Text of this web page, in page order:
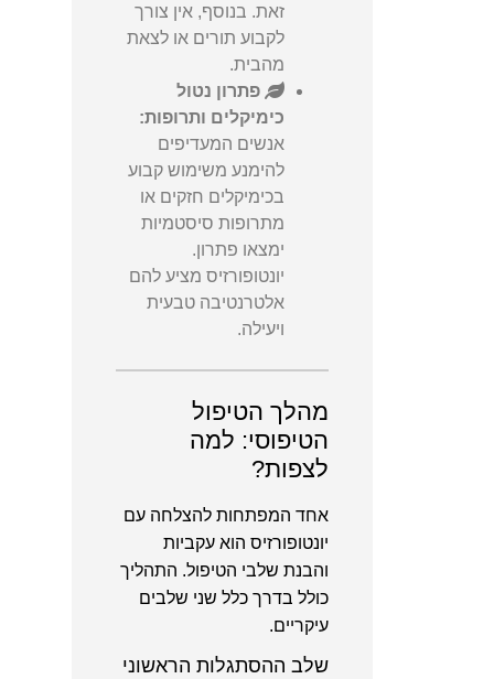
זאת. בנוסף, אין צורך
לקבוע תורים או לצאת
מהבית.
פתרון נטול
כימיקלים ותרופות:
אנשים המעדיפים
להימנע משימוש קבוע
בכימיקלים חזקים או
מתרופות סיסטמיות
ימצאו פתרון.
יונטופורזיס מציע להם
אלטרנטיבה טבעית
ויעילה.
מהלך הטיפול
הטיפוסי: למה
לצפות?
אחד המפתחות להצלחה עם
יונטופורזיס הוא עקביות
והבנת שלבי הטיפול. התהליך
כולל בדרך כלל שני שלבים
עיקריים.
שלב ההסתגלות הראשוני